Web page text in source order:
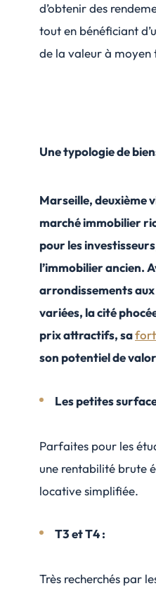
d’obtenir des
tout en bénéficiant
de la valeur à moyen
Une typologie de
Marseille, deuxième
marché immobilier
pour les
l’immobilier ancien.
arrondissements
variées, la cité
prix attractifs, sa
son potentiel de
Les petites
Parfaites pour les
une rentabilité brute
locative simplifiée.
T3 et T4 :
Très recherchés par